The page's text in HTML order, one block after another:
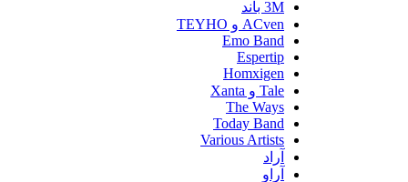
ACven و TEYHO
Emo Band
Espertip
Homxigen
Tale و Xanta
The Ways
Today Band
Various Artists